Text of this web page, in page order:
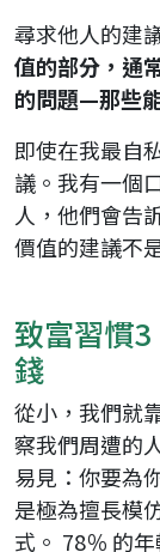
尋求他人的建
值的部分，通
的問題—那些
即使在我最自
議。我有一個
人，他們會告
價值的建議不
致富習慣
錢
從小，我們就
察我們周遭的
易見：你要為
是極為擅長模
式。 78％ 的